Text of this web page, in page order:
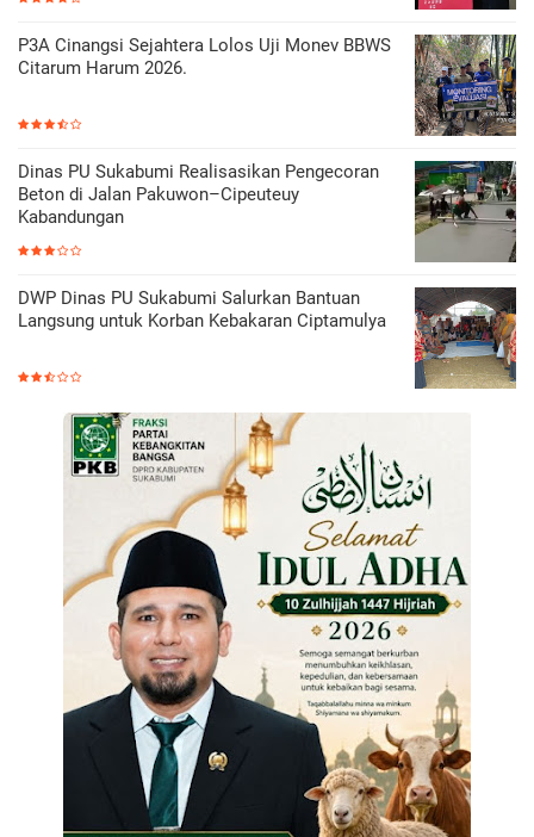
P3A Cinangsi Sejahtera Lolos Uji Monev BBWS
Citarum Harum 2026.
Dinas PU Sukabumi Realisasikan Pengecoran
Beton di Jalan Pakuwon–Cipeuteuy
Kabandungan
DWP Dinas PU Sukabumi Salurkan Bantuan
Langsung untuk Korban Kebakaran Ciptamulya